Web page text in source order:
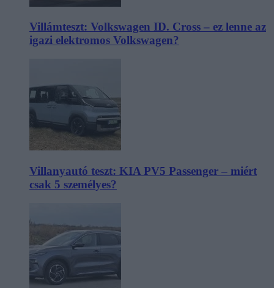
Villámteszt: Volkswagen ID. Cross – ez lenne az
igazi elektromos Volkswagen?
Villanyautó teszt: KIA PV5 Passenger – miért
csak 5 személyes?